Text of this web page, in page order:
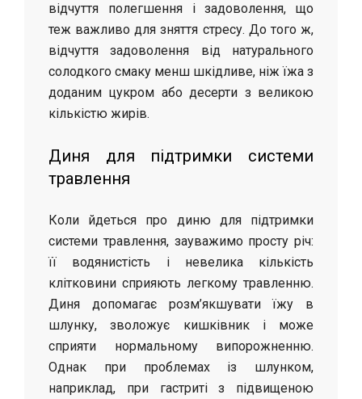
відчуття полегшення і задоволення, що
теж важливо для зняття стресу. До того ж,
відчуття задоволення від натурального
солодкого смаку менш шкідливе, ніж їжа з
доданим цукром або десерти з великою
кількістю жирів.
Диня для підтримки системи
травлення
Коли йдеться про диню для підтримки
системи травлення, зауважимо просту річ:
її водянистість і невелика кількість
клітковини сприяють легкому травленню.
Диня допомагає розм’якшувати їжу в
шлунку, зволожує кишківник і може
сприяти нормальному випорожненню.
Однак при проблемах із шлунком,
наприклад, при гастриті з підвищеною